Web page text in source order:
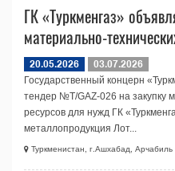
ГК «Туркменгаз»
материально-
20.05.2026
03.07.2026
Государственный концерн
тендер №T/GAZ-026 на закупку
ресурсов для нужд ГК
металлопродукция Лот...
Туркменистан, г.Ашхабад,